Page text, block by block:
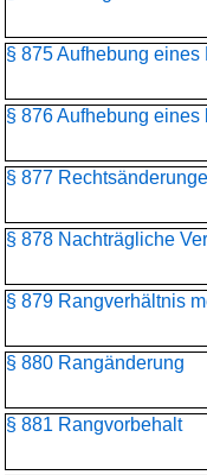
§ 875 Aufhebung eines
§ 876 Aufhebung
§ 877
§ 878 Nachträgliche
§ 879 Rangverhältnis
§ 880 Rangänderung
§ 881 Rangvorbehalt